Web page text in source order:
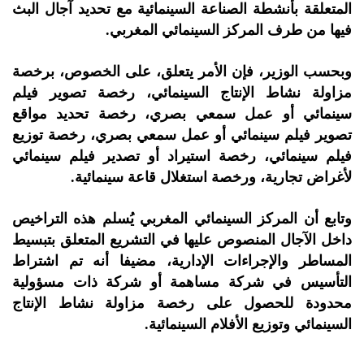
المتعلقة بأنشطة الصناعة السينمائية مع تحديد آجال البث
فيها من طرف المركز السينمائي المغربي.
وبحسب الوزير، فإن الأمر يتعلق، على الخصوص، برخصة
مزاولة نشاط الإنتاج السينمائي، رخصة تصوير فيلم
سينمائي أو عمل سمعي بصري، رخصة تحديد مواقع
تصوير فيلم سينمائي أو عمل سمعي بصري، رخصة توزيع
فيلم سينمائي، رخصة استيراد أو تصدير فيلم سينمائي
لأغراض تجارية، ورخصة استغلال قاعة سينمائية.
وتابع أن المركز السينمائي المغربي يُسلم هذه التراخيص
داخل الآجال المنصوص عليها في التشريع المتعلق بتبسيط
المساطر والإجراءات الإدارية، مضيفا أنه تم اشتراط
التأسيس في شركة مساهمة أو شركة ذات مسؤولية
محدودة للحصول على رخصة مزاولة نشاط الإنتاج
السينمائي وتوزيع الأفلام السينمائية.